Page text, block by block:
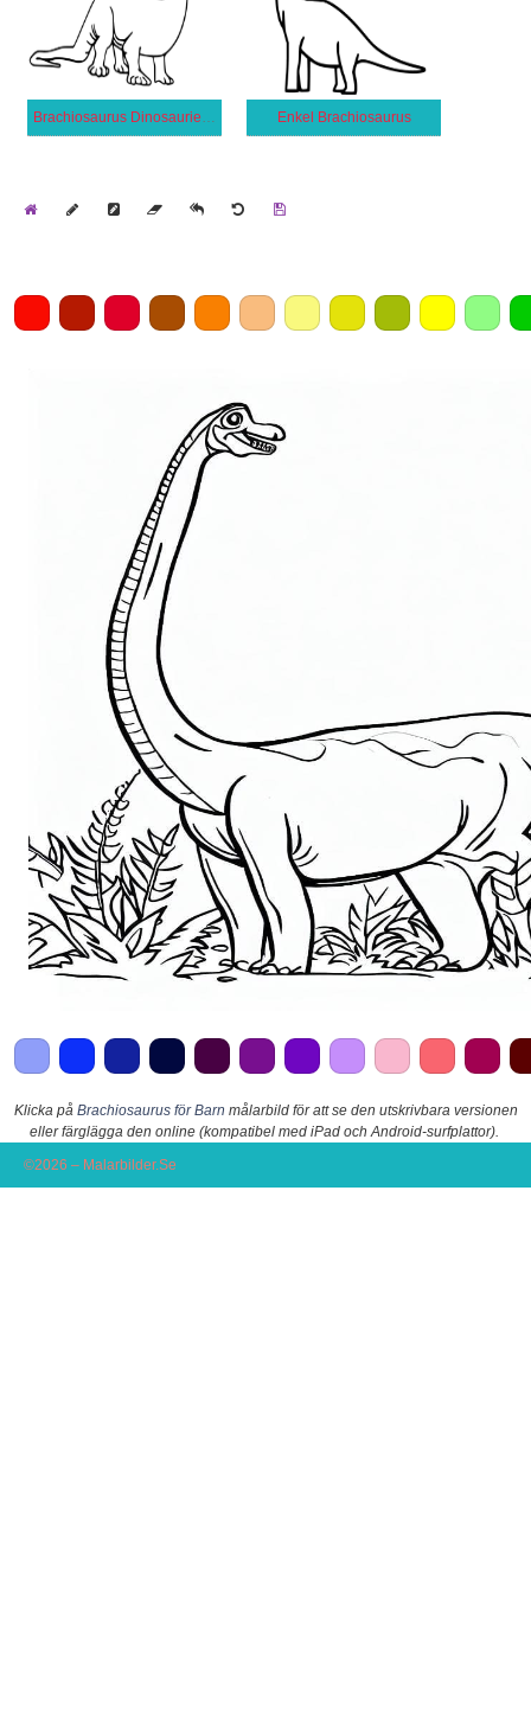
Brachiosaurus Dinosaurie Gratis Enkel Brachiosaurus
Klicka på Brachiosaurus för Barn målarbild för att se den utskrivbara versionen
eller färglägga den online (kompatibel med iPad och Android-surfplattor).
©2026 – Malarbilder.Se